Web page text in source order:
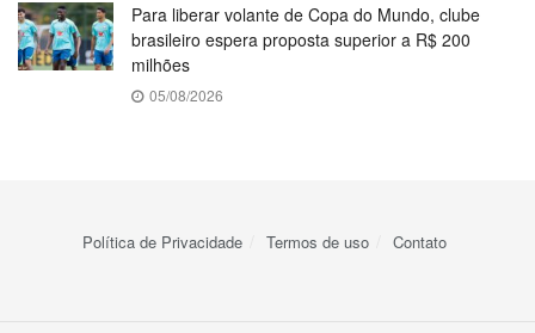
Para liberar volante de Copa do Mundo, clube
brasileiro espera proposta superior a R$ 200
milhões
05/08/2026
Política de Privacidade Termos de uso Contato